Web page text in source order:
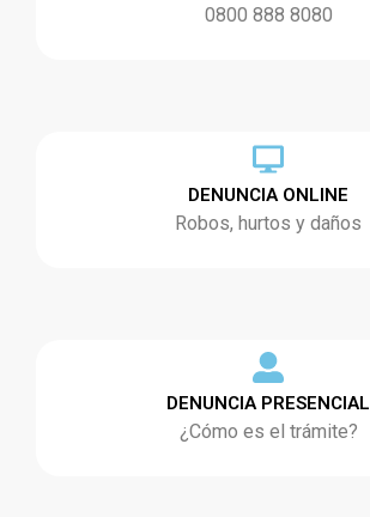
0800 888 8080
DENUNCIA ONLINE
Robos, hurtos y daños
DENUNCIA PRESENCIAL
¿Cómo es el trámite?